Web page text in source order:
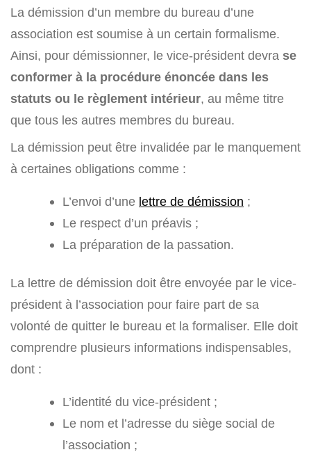
La démission d’un membre du bureau d’une
association est soumise à un certain formalisme.
Ainsi, pour démissionner, le vice-président devra se
conformer à la procédure énoncée dans les
statuts ou le règlement intérieur, au même titre
que tous les autres membres du bureau.
La démission peut être invalidée par le manquement
à certaines obligations comme :
L’envoi d’une lettre de démission ;
Le respect d’un préavis ;
La préparation de la passation.
La lettre de démission doit être envoyée par le vice-
président à l’association pour faire part de sa
volonté de quitter le bureau et la formaliser. Elle doit
comprendre plusieurs informations indispensables,
dont :
L’identité du vice-président ;
Le nom et l’adresse du siège social de
l’association ;